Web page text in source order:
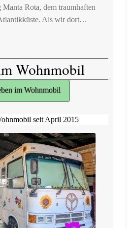
Rota, dem traumhaften
Als wir dort…
Wohnmobil
im Wohnmobil
seit April 2015